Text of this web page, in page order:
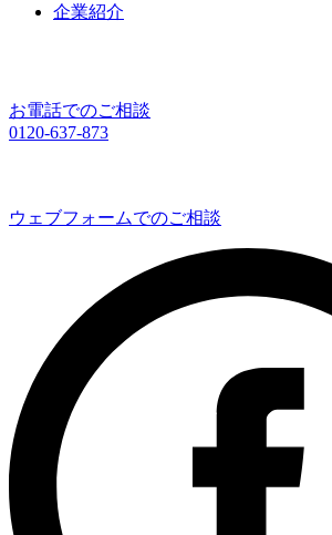
企業紹介
お電話でのご相談
0120-637-873
ウェブフォームでのご相談